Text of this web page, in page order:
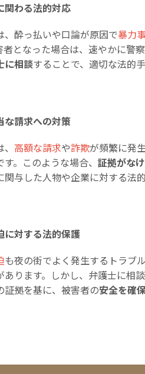
関わる法的対応
、酔っ払いや口論が原因で暴力
者となった場合は、速やかに警
に相談することで、適切な法的
な請求への対策
高額な請求や詐欺が頻繁に発
す。このような場合、 証拠がな
関与した人物や企業に対する法
に対する法的保護
も夜の街でよく発生するトラブ
あります。しかし、弁護士に相
証拠を基に、被害者の安全を確